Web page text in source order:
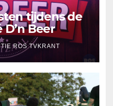
tijdens de
Beer
ROS TVKRANT